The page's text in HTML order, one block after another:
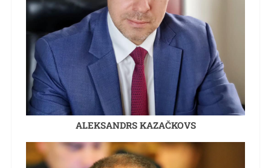
ALEKSANDRS KAZAČKOVS